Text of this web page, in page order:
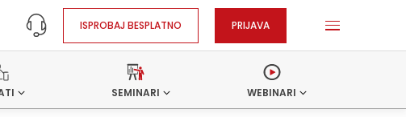
ISPROBAJ BESPLATNO PRIJAVA
SEMINARI WEBINARI